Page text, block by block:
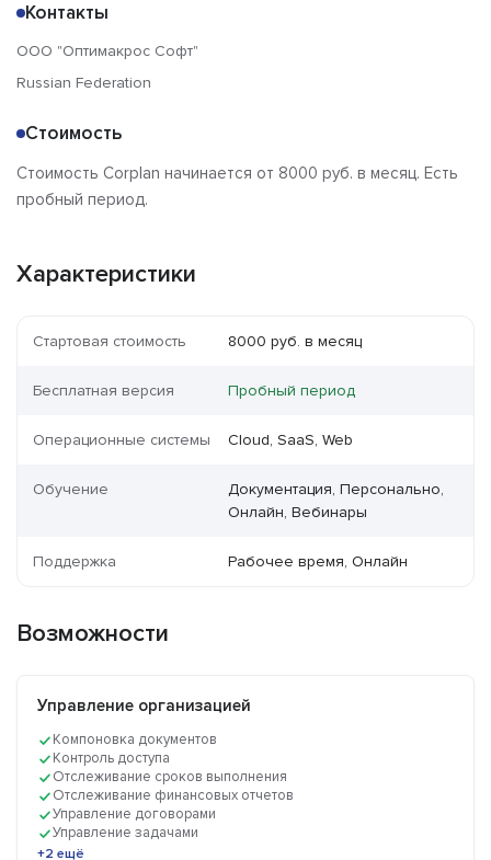
Контакты
ООО "Оптимакрос Софт"
Russian Federation
Стоимость
Стоимость Corplan начинается от 8000 руб. в месяц. Есть
пробный период.
Характеристики
Стартовая стоимость 8000 руб. в месяц
Бесплатная версия Пробный период
Операционные системы Cloud, SaaS, Web
Обучение
Документация, Персонально,
Онлайн, Вебинары
Поддержка Рабочее время, Онлайн
Возможности
Управление организацией
Компоновка документов
Контроль доступа
Отслеживание сроков выполнения
Отслеживание финансовых отчетов
Управление договорами
Управление задачами
+2 ещё